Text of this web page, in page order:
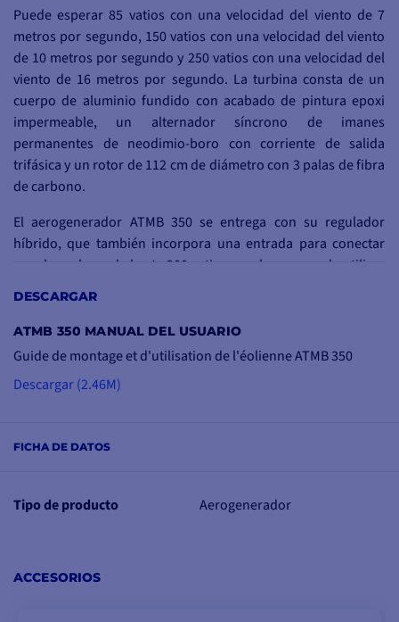
FICHA DE DATOS
Tipo de producto Aerogenerador
Puede esperar 85 vatios con una velocidad del viento de 7
metros por segundo, 150 vatios con una velocidad del viento
de 10 metros por segundo y 250 vatios con una velocidad del
viento de 16 metros por segundo. La turbina consta de un
cuerpo de aluminio fundido con acabado de pintura epoxi
impermeable, un alternador síncrono de imanes
permanentes de neodimio-boro con corriente de salida
trifásica y un rotor de 112 cm de diámetro con 3 palas de fibra
de carbono.
El aerogenerador ATMB 350 se entrega con su regulador
híbrido, que también incorpora una entrada para conectar
paneles solares de hasta 200 vatios, por lo que puede utilizar
realizar obras en el
DESCARGAR
ATMB 350 MANUAL DEL USUARIO
Guide de montage et d'utilisation de l'éolienne ATMB 350
Descargar (2.46M)
ACCESORIOS